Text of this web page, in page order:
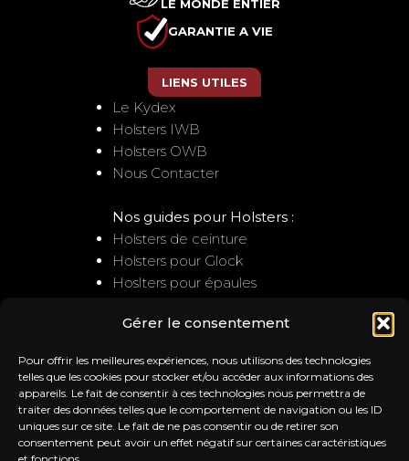
Gérer le consentement
Pour offrir les meilleures expériences, nous utilisons des technologies
telles que les cookies pour stocker et/ou accéder aux informations des
appareils. Le fait de consentir à ces technologies nous permettra de
traiter des données telles que le comportement de navigation ou les ID
uniques sur ce site. Le fait de ne pas consentir ou de retirer son
consentement peut avoir un effet négatif sur certaines caractéristiques
LE MONDE ENTIER
GARANTIE A VIE
LIENS UTILES
Le Kydex
Holsters IWB
Holsters OWB
Nous Contacter
Nos guides pour Holsters :
Holsters de ceinture
Holsters pour Glock
Hoslters pour épaules
NOUS CONTACTER
Service client
: contact@trb-holsters.com
Notre Atelier
20A la ferme de l'ile